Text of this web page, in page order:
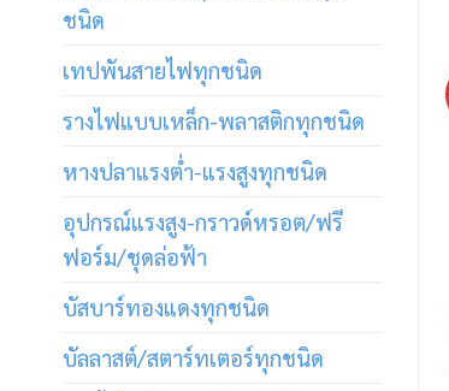
ชนิด
เทปพันสายไฟทุกชนิด
รางไฟแบบเหล็ก-พลาสติกทุกชนิด
หางปลาแรงต่ำ-แรงสูงทุกชนิด
อุปกรณ์แรงสูง-กราวด์หรอต/ฟรี
ฟอร์ม/ชุดล่อฟ้า
บัสบาร์ทองแดงทุกชนิด
บัลลาสต์/สตาร์ทเตอร์ทุกชนิด